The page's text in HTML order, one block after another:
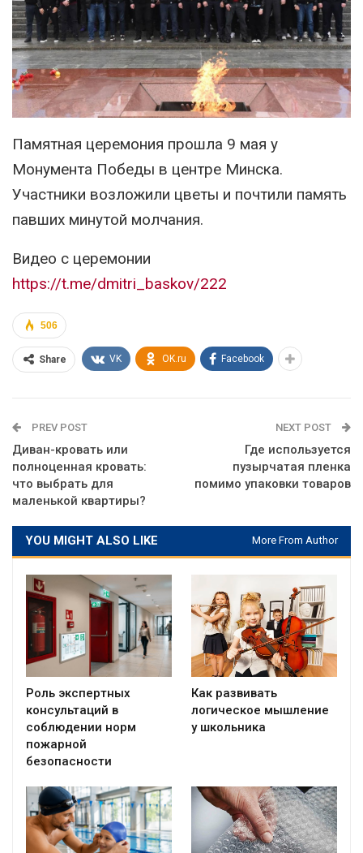
Памятная церемония прошла 9 мая у
Монумента Победы в центре Минска.
Участники возложили цветы и почтили память
павших минутой молчания.
Видео с церемонии
https://t.me/dmitri_baskov/222
506
Share VK OK.ru Facebook
PREV POST
Диван-кровать или
полноценная кровать:
что выбрать для
маленькой квартиры?
NEXT POST
Где используется
пузырчатая пленка
помимо упаковки товаров
YOU MIGHT ALSO LIKE More From Author
Роль экспертных
консультаций в
соблюдении норм
пожарной
безопасности
Как развивать
логическое мышление
у школьника